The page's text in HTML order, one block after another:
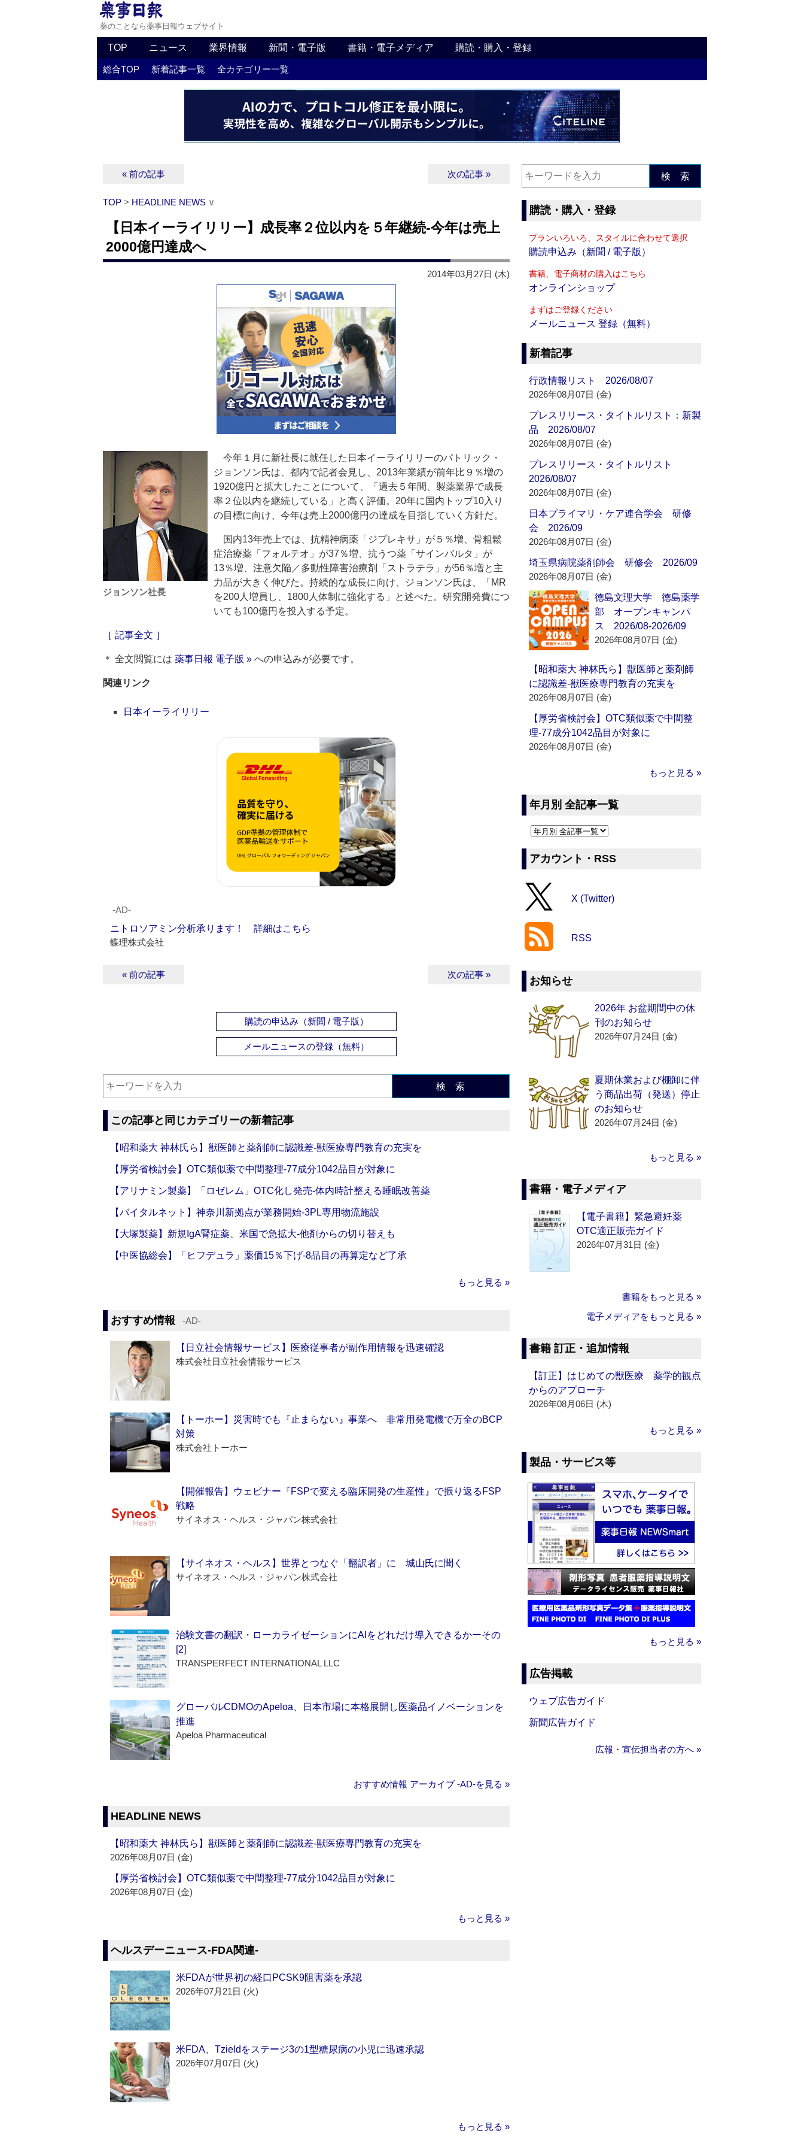
薬のことなら薬事日報ウェブサイト
TOP ニュース 業界情報 新聞・電子版 書籍・電子メディア 購読・購入・登録
総合TOP 新着記事一覧 全カテゴリー一覧
« 前の記事 次の記事 »
TOP > HEADLINE NEWS ∨
【日本イーライリリー】成長率２位以内を５年継続‐今年は売上
2000億円達成へ
2014年03月27日 (木)
ジョンソン社長
今年１月に新社長に就任した日本イーライリリーのパトリック・
ジョンソン氏は、都内で記者会見し、2013年業績が前年比９％増の
1920億円と拡大したことについて、「過去５年間、製薬業界で成長
率２位以内を継続している」と高く評価。20年に国内トップ10入り
の目標に向け、今年は売上2000億円の達成を目指していく方針だ。
国内13年売上では、抗精神病薬「ジプレキサ」が５％増、骨粗鬆
症治療薬「フォルテオ」が37％増、抗うつ薬「サインバルタ」が
13％増、注意欠陥／多動性障害治療剤「ストラテラ」が56％増と主
力品が大きく伸びた。持続的な成長に向け、ジョンソン氏は、「MR
を200人増員し、1800人体制に強化する」と述べた。研究開発費につ
いても100億円を投入する予定。
［ 記事全文 ］
＊ 全文閲覧には 薬事日報 電子版 » への申込みが必要です。
関連リンク
日本イーライリリー
‐AD‐
ニトロソアミン分析承ります！ 詳細はこちら
蝶理株式会社
« 前の記事 次の記事 »
購読の申込み（新聞 / 電子版）
メールニュースの登録（無料）
検 索
この記事と同じカテゴリーの新着記事
【昭和薬大 神林氏ら】獣医師と薬剤師に認識差‐獣医療専門教育の充実を
【厚労省検討会】OTC類似薬で中間整理‐77成分1042品目が対象に
【アリナミン製薬】「ロゼレム」OTC化し発売‐体内時計整える睡眠改善薬
【バイタルネット】神奈川新拠点が業務開始‐3PL専用物流施設
【大塚製薬】新規IgA腎症薬、米国で急拡大‐他剤からの切り替えも
【中医協総会】「ヒフデュラ」薬価15％下げ‐8品目の再算定など了承
もっと見る »
おすすめ情報 ‐AD‐
【日立社会情報サービス】医療従事者が副作用情報を迅速確認
株式会社日立社会情報サービス
【トーホー】災害時でも『止まらない』事業へ 非常用発電機で万全のBCP
対策
株式会社トーホー
【開催報告】ウェビナー『FSPで変える臨床開発の生産性』で振り返るFSP
戦略
サイネオス・ヘルス・ジャパン株式会社
【サイネオス・ヘルス】世界とつなぐ「翻訳者」に 城山氏に聞く
サイネオス・ヘルス・ジャパン株式会社
治験文書の翻訳・ローカライゼーションにAIをどれだけ導入できるかーその
[2]
TRANSPERFECT INTERNATIONAL LLC
グローバルCDMOのApeloa、日本市場に本格展開し医薬品イノベーションを
推進
Apeloa Pharmaceutical
おすすめ情報 アーカイブ ‐AD‐を見る »
HEADLINE NEWS
【昭和薬大 神林氏ら】獣医師と薬剤師に認識差‐獣医療専門教育の充実を
2026年08月07日 (金)
【厚労省検討会】OTC類似薬で中間整理‐77成分1042品目が対象に
2026年08月07日 (金)
もっと見る »
ヘルスデーニュース‐FDA関連‐
米FDAが世界初の経口PCSK9阻害薬を承認
2026年07月21日 (火)
米FDA、Tzieldをステージ3の1型糖尿病の小児に迅速承認
2026年07月07日 (火)
もっと見る »
検 索
購読・購入・登録
プランいろいろ、スタイルに合わせて選択
購読申込み（新聞 / 電子版）
書籍、電子商材の購入はこちら
オンラインショップ
まずはご登録ください
メールニュース 登録（無料）
新着記事
行政情報リスト 2026/08/07
2026年08月07日 (金)
プレスリリース・タイトルリスト：新製
品 2026/08/07
2026年08月07日 (金)
プレスリリース・タイトルリスト
2026/08/07
2026年08月07日 (金)
日本プライマリ・ケア連合学会 研修
会 2026/09
2026年08月07日 (金)
埼玉県病院薬剤師会 研修会 2026/09
2026年08月07日 (金)
徳島文理大学 徳島薬学
部 オープンキャンパ
ス 2026/08-2026/09
2026年08月07日 (金)
【昭和薬大 神林氏ら】獣医師と薬剤師
に認識差‐獣医療専門教育の充実を
2026年08月07日 (金)
【厚労省検討会】OTC類似薬で中間整
理‐77成分1042品目が対象に
2026年08月07日 (金)
もっと見る »
年月別 全記事一覧
アカウント・RSS
X (Twitter)
RSS
お知らせ
2026年 お盆期間中の休
刊のお知らせ
2026年07月24日 (金)
夏期休業および棚卸に伴
う商品出荷（発送）停止
のお知らせ
2026年07月24日 (金)
もっと見る »
書籍・電子メディア
【電子書籍】緊急避妊薬
OTC適正販売ガイド
2026年07月31日 (金)
書籍をもっと見る »
電子メディアをもっと見る »
書籍 訂正・追加情報
【訂正】はじめての獣医療 薬学的観点
からのアプローチ
2026年08月06日 (木)
もっと見る »
製品・サービス等
もっと見る »
広告掲載
ウェブ広告ガイド
新聞広告ガイド
広報・宣伝担当者の方へ »